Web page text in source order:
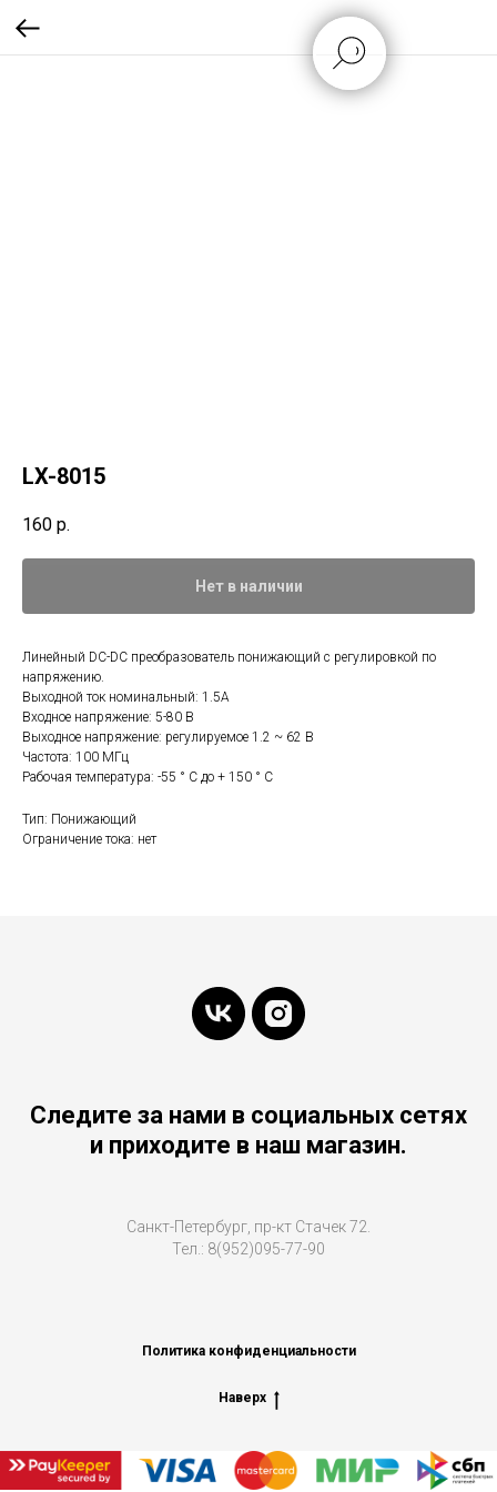
LX-8015
160 р.
Нет в наличии
Линейный DC-DC преобразователь понижающий с регулировкой по
напряжению.
Выходной ток номинальный: 1.5A
Входное напряжение: 5-80 В
Выходное напряжение: регулируемое 1.2 ~ 62 В
Частота: 100 МГц
Рабочая температура: -55 ° C до + 150 ° C
Тип: Понижающий
Ограничение тока: нет
Следите за нами в социальных сетях
и приходите в наш магазин.
Санкт-Петербург, пр-кт Стачек 72.
Тел.: 8(952)095-77-90
Политика конфиденциальности
Наверх